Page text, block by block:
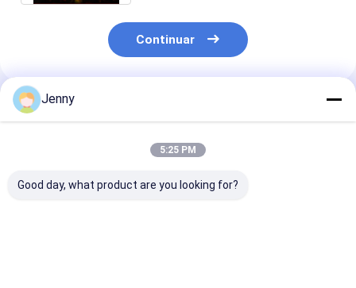
Continuar
Productos Recomendados
Jenny
5:25 PM
Good day, what product are you looking for?